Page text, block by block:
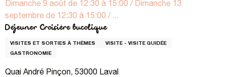
Dimanche 9 août de 12:30 à 15:00 / Dimanche 13
septembre de 12:30 à 15:00 / ...
Déjeuner Croisière bucolique
VISITES ET SORTIES À THÈMES
VISITE - VISITE GUIDÉE
GASTRONOMIE
Quai André Pinçon, 53000 Laval